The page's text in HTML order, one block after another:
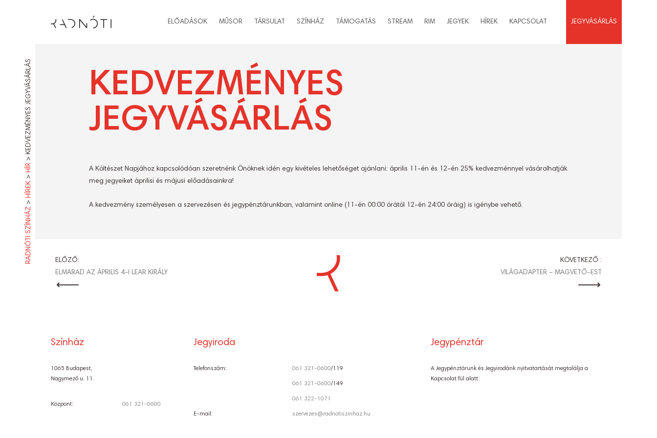
ELŐADÁSOK MŰSOR TÁRSULAT SZÍNHÁZ TÁMOGATÁS STREAM RIM JEGYEK HÍREK KAPCSOLAT JEGYVÁSÁRLÁS
RADNÓTI SZÍNHÁZ
>
HÍREK
>
HÍR
>
KEDVEZMÉNYES JEGYVÁSÁRLÁS
KEDVEZMÉNYES
JEGYVÁSÁRLÁS
A Költészet Napjához kapcsolódóan szeretnénk Önöknek idén egy kivételes lehetőséget ajánlani: április 11-én és 12-én 25% kedvezménnyel vásárolhatják
meg jegyeiket áprilisi és májusi előadásainkra!
A kedvezmény személyesen a szervezésen és jegypénztárunkban, valamint online (11-én 00:00 órától 12-én 24:00 óráig) is igénybe vehető.
BEJEGYZÉS
ELŐZŐ:
ELMARAD AZ ÁPRILIS 4-I LEAR KIRÁLY
KÖVETKEZŐ :
VILÁGADAPTER – MAGVETŐ-EST
Színház
1065 Budapest,
Nagymező u. 11.
Központ: 061 321-0600
Jegyiroda
Telefonszám: 061 321-0600/119
061 321-0600/149
061 322-1071
E-mail: szervezes@radnotiszinhaz.hu
Jegypénztár
A Jegypénztárunk és Jegyirodánk nyitvatartását megtalálja a
Kapcsolat fül alatt.